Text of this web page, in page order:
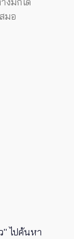
มอ
" ไปค้นหา